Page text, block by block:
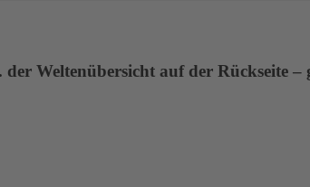
Weltenübersicht auf der Rückseite –